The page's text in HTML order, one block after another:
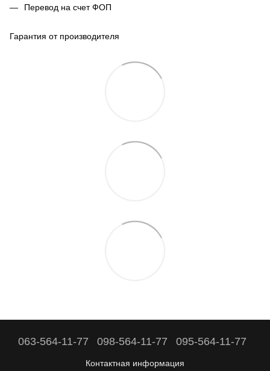
Перевод на счет ФОП
Гарантия от производителя
063-564-11-77 098-564-11-77 095-564-11-77
Контактная информация